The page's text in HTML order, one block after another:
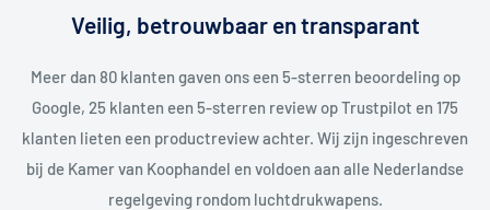
Veilig, betrouwbaar en transparant
Meer dan 80 klanten gaven ons een 5-sterren beoordeling op
Google, 25 klanten een 5-sterren review op Trustpilot en 175
klanten lieten een productreview achter. Wij zijn ingeschreven
bij de Kamer van Koophandel en voldoen aan alle Nederlandse
regelgeving rondom luchtdrukwapens.